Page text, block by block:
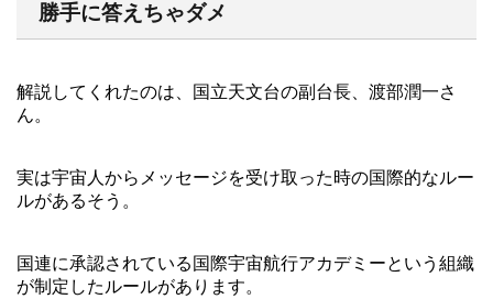
勝手に答えちゃダメ
解説してくれたのは、国立天文台の副台長、渡部潤一さ
ん。
実は宇宙人からメッセージを受け取った時の国際的なルー
ルがあるそう。
国連に承認されている国際宇宙航行アカデミーという組織
が制定したルールがあります。